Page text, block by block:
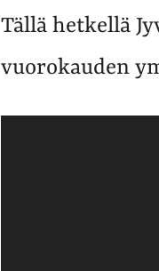
Tällä hetkellä
vuorokauden